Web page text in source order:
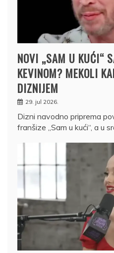
NOVI „SAM U KUĆI“
KEVINOM? MEKOLI
DIZNIJEM
29. jul 2026.
Dizni navodno priprema
franšize „Sam u kući“, a u